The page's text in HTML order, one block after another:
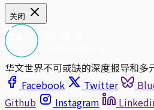
关闭
华文世界不可或缺的深度报导和多
Facebook
Twitter
Github
Instagram